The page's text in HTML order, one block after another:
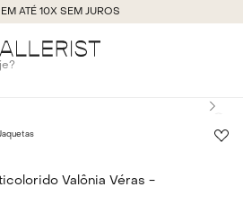
EM ATÉ 10X SEM JUROS
hoje?
Valônia Véras -